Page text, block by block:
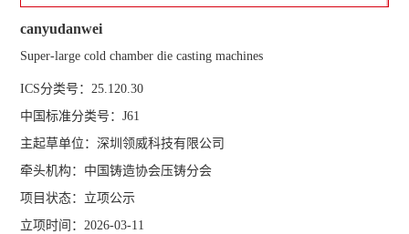
canyudanwei
Super-large cold chamber die casting machines
ICS分类号：25.120.30
中国标准分类号：J61
主起草单位：深圳领威科技有限公司
牵头机构：中国铸造协会压铸分会
项目状态：立项公示
立项时间：2026-03-11